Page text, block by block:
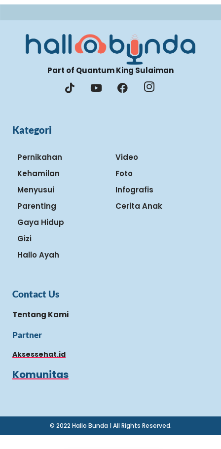
Part of Quantum King Sulaiman
Kategori
Pernikahan
Kehamilan
Menyusui
Parenting
Gaya Hidup
Gizi
Hallo Ayah
Video
Foto
Infografis
Cerita Anak
Contact Us
Tentang Kami
Partner
Aksessehat.id
Komunitas
© 2022 Hallo Bunda | All Rights Reserved.